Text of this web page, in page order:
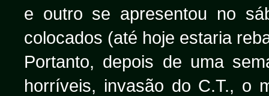
e outro se apresentou no
colocados (até hoje estaria
Portanto, depois de uma
horríveis, invasão do C.T., o